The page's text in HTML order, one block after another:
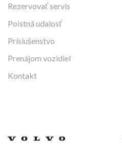
Rezervovať servis
Poistná udalosť
Príslušenstvo
Prenájom vozidiel
Kontakt